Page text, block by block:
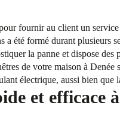
fournir au client un
a été formé durant plusieurs
la panne et dispose
de votre maison à
électrique, aussi bien que
et efficace